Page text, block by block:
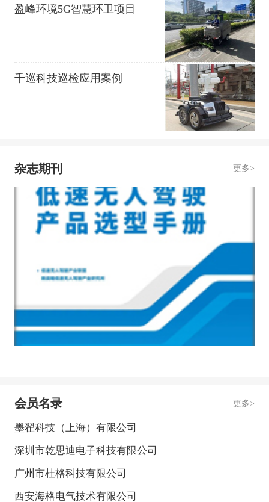
盈峰环境5G智慧环卫项目
千巡科技巡检应用案例
杂志期刊 更多>
会员名录 更多>
墨翟科技（上海）有限公司
深圳市乾思迪电子科技有限公司
广州市杜格科技有限公司
西安海格电气技术有限公司